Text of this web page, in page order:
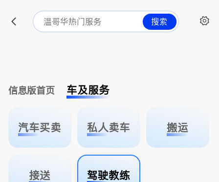
搜索
信息版首页 车及服务
汽车买卖 私人卖车 搬运
接送 驾驶教练